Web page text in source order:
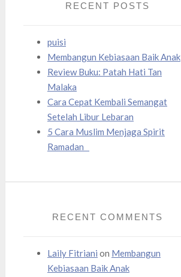
RECENT POSTS
puisi
Membangun Kebiasaan Baik Anak
Review Buku: Patah Hati Tan
Malaka
Cara Cepat Kembali Semangat
Setelah Libur Lebaran
5 Cara Muslim Menjaga Spirit
Ramadan
RECENT COMMENTS
Laily Fitriani on Membangun
Kebiasaan Baik Anak